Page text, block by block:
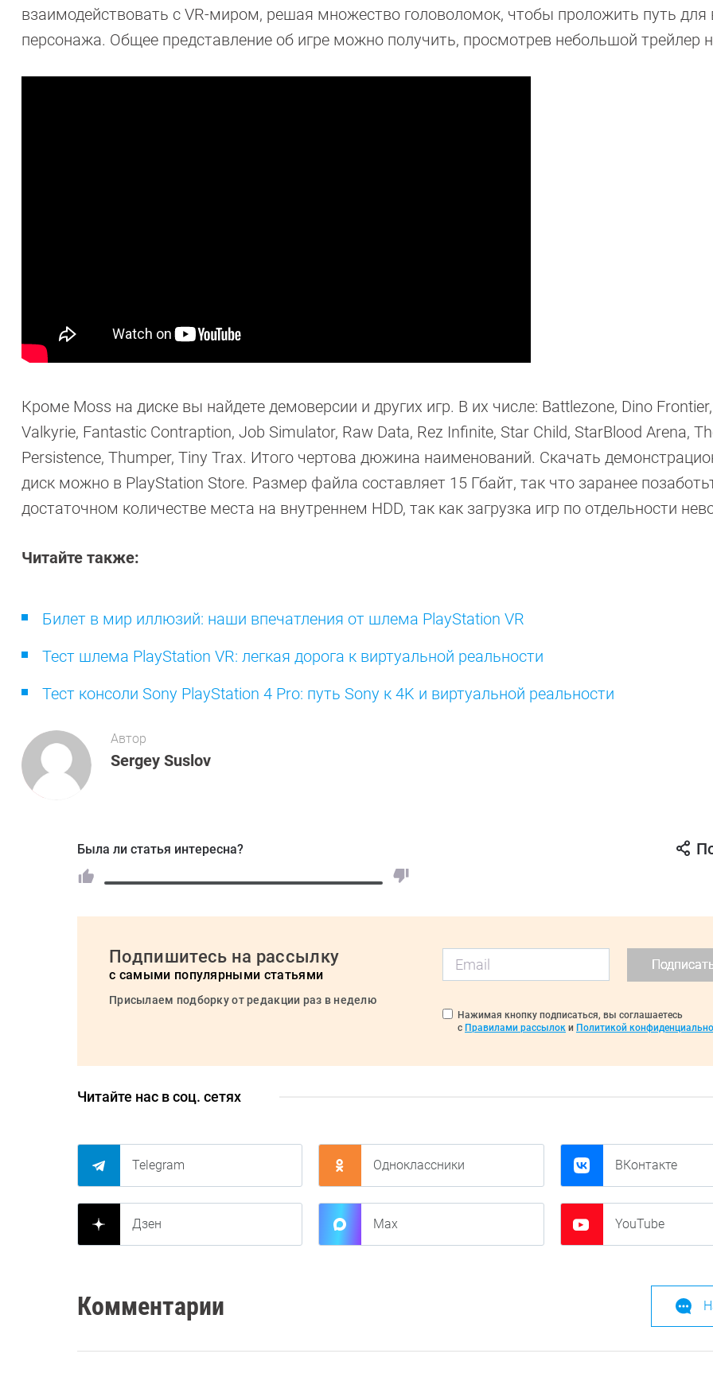
взаимодействовать с VR-миром, решая множество головоломок, чтобы проложить путь для
персонажа. Общее представление об игре можно получить, просмотрев небольшой трейлер
Кроме Moss на диске вы найдете демоверсии и других игр. В их числе: Battlezone, Dino Frontier,
Valkyrie, Fantastic Contraption, Job Simulator, Raw Data, Rez Infinite, Star Child, StarBlood Arena,
Persistence, Thumper, Tiny Trax. Итого чертова дюжина наименований. Скачать
диск можно в PlayStation Store. Размер файла составляет 15 Гбайт, так что заранее
достаточном количестве места на внутреннем HDD, так как загрузка игр по отдельности
Читайте также:
Билет в мир иллюзий: наши впечатления от шлема PlayStation VR
Тест шлема PlayStation VR: легкая дорога к виртуальной реальности
Тест консоли Sony PlayStation 4 Pro: путь Sony к 4K и виртуальной реальности
Автор
Sergey Suslov
Была ли статья интересна?
Подпишитесь на рассылку
с самыми популярными статьями
Присылаем подборку от редакции раз в неделю
Нажимая кнопку подписаться, вы соглашаетесь
с Правилами рассылок и Политикой
Читайте нас в соц. сетях
Telegram Одноклассники ВКонтакте
Дзен Max YouTube
Комментарии